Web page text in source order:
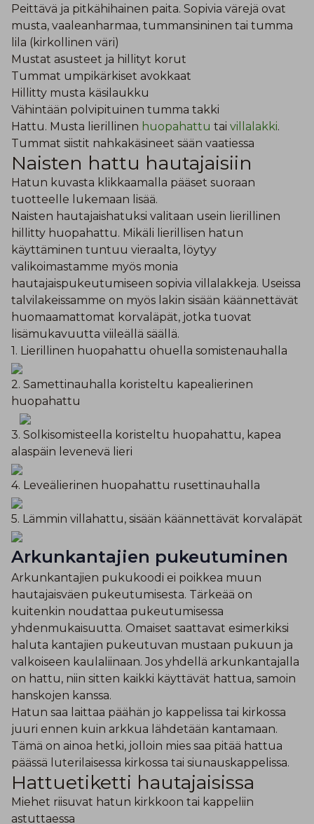
Peittävä ja pitkähihainen paita. Sopivia värejä ovat
musta, vaaleanharmaa, tummansininen tai tumma
lila (kirkollinen väri)
Mustat asusteet ja hillityt korut
Tummat umpikärkiset avokkaat
Hillitty musta käsilaukku
Vähintään polvipituinen tumma takki
Hattu. Musta lierillinen huopahattu tai villalakki.
Tummat siistit nahkakäsineet sään vaatiessa
Naisten hattu hautajaisiin
Hatun kuvasta klikkaamalla pääset suoraan
tuotteelle lukemaan lisää.
Naisten hautajaishatuksi valitaan usein lierillinen
hillitty huopahattu. Mikäli lierillisen hatun
käyttäminen tuntuu vieraalta, löytyy
valikoimastamme myös monia
hautajaispukeutumiseen sopivia villalakkeja. Useissa
talvilakeissamme on myös lakin sisään käännettävät
huomaamattomat korvaläpät, jotka tuovat
lisämukavuutta viileällä säällä.
1. Lierillinen huopahattu ohuella somistenauhalla
2. Samettinauhalla koristeltu kapealierinen
huopahattu
3. Solkisomisteella koristeltu huopahattu, kapea
alaspäin levenevä lieri
4. Leveälierinen huopahattu rusettinauhalla
5. Lämmin villahattu, sisään käännettävät korvaläpät
Arkunkantajien pukeutuminen
Arkunkantajien pukukoodi ei poikkea muun
hautajaisväen pukeutumisesta. Tärkeää on
kuitenkin noudattaa pukeutumisessa
yhdenmukaisuutta. Omaiset saattavat esimerkiksi
haluta kantajien pukeutuvan mustaan pukuun ja
valkoiseen kaulaliinaan. Jos yhdellä arkunkantajalla
on hattu, niin sitten kaikki käyttävät hattua, samoin
hanskojen kanssa.
Hatun saa laittaa päähän jo kappelissa tai kirkossa
juuri ennen kuin arkkua lähdetään kantamaan.
Tämä on ainoa hetki, jolloin mies saa pitää hattua
päässä luterilaisessa kirkossa tai siunauskappelissa.
Hattuetiketti hautajaisissa
Miehet riisuvat hatun kirkkoon tai kappeliin
astuttaessa